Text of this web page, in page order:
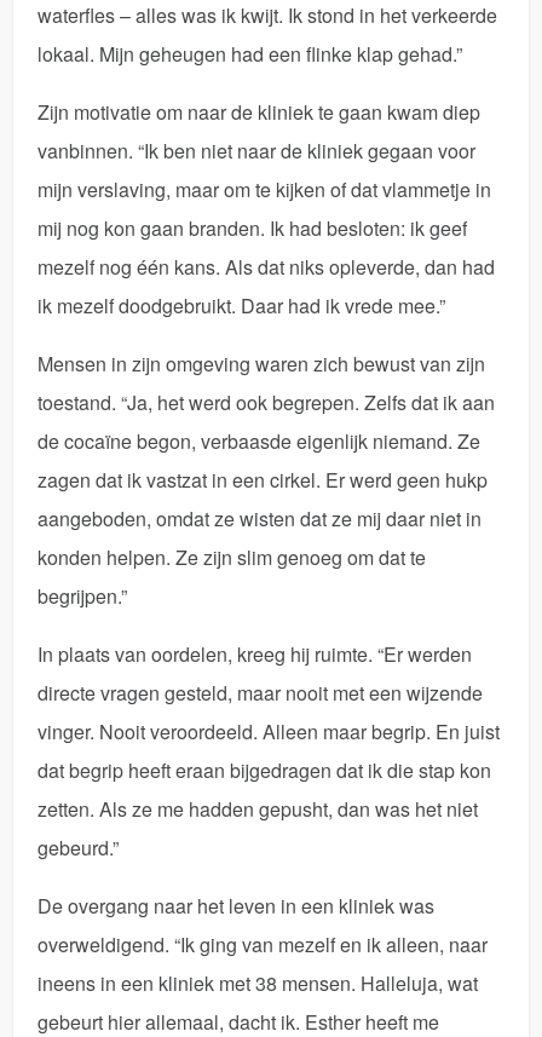
waterfles – alles was ik kwijt. Ik stond in het verkeerde
lokaal. Mijn geheugen had een flinke klap gehad.”
Zijn motivatie om naar de kliniek te gaan kwam diep
vanbinnen. “Ik ben niet naar de kliniek gegaan voor
mijn verslaving, maar om te kijken of dat vlammetje in
mij nog kon gaan branden. Ik had besloten: ik geef
mezelf nog één kans. Als dat niks opleverde, dan had
ik mezelf doodgebruikt. Daar had ik vrede mee.”
Mensen in zijn omgeving waren zich bewust van zijn
toestand. “Ja, het werd ook begrepen. Zelfs dat ik aan
de cocaïne begon, verbaasde eigenlijk niemand. Ze
zagen dat ik vastzat in een cirkel. Er werd geen hukp
aangeboden, omdat ze wisten dat ze mij daar niet in
konden helpen. Ze zijn slim genoeg om dat te
begrijpen.”
In plaats van oordelen, kreeg hij ruimte. “Er werden
directe vragen gesteld, maar nooit met een wijzende
vinger. Nooit veroordeeld. Alleen maar begrip. En juist
dat begrip heeft eraan bijgedragen dat ik die stap kon
zetten. Als ze me hadden gepusht, dan was het niet
gebeurd.”
De overgang naar het leven in een kliniek was
overweldigend. “Ik ging van mezelf en ik alleen, naar
ineens in een kliniek met 38 mensen. Halleluja, wat
gebeurt hier allemaal, dacht ik. Esther heeft me